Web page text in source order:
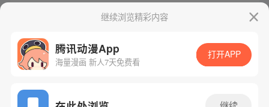
龙珠z漫画黑白原画继续浏览精彩内容
腾讯动漫App
海量漫画 新人7天免费看
打开APP
网站备案/许可证号：粤B2-20090059-5